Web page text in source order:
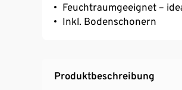
Feuchtraumgeeignet –
Inkl. Bodenschonern
Produktbeschreibung